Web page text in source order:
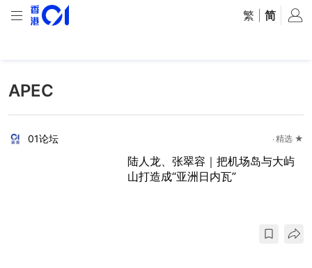
繁 简
APEC
01论坛 精选 ★
陆人龙、张翠容｜把机场岛与大屿
山打造成“亚洲日内瓦”